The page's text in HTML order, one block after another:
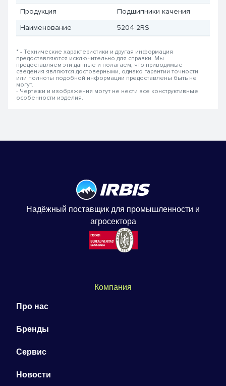
Продукция
Подшипники качения
Наименование
5204 2RS
* - Технические характеристики и другая информация
предоставляются исключительно для справки. Мы
предоставляем эти данные и полагаем, что приводимые
сведения являются достоверными, однако гарантии точности
или полноты подобной информации предоставлены быть не
могут.
- Чертежи и изображения могут не нести все конструктивные
особенности изделия.
Надёжный поставщик для промышленности и
агросектора
Компания
Про нас
Бренды
Сервис
Новости